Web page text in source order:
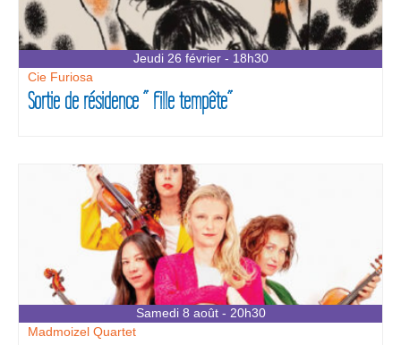
Jeudi 26 février - 18h30
Cie Furiosa
Sortie de résidence ” Fille tempête”
Samedi 8 août - 20h30
Madmoizel Quartet